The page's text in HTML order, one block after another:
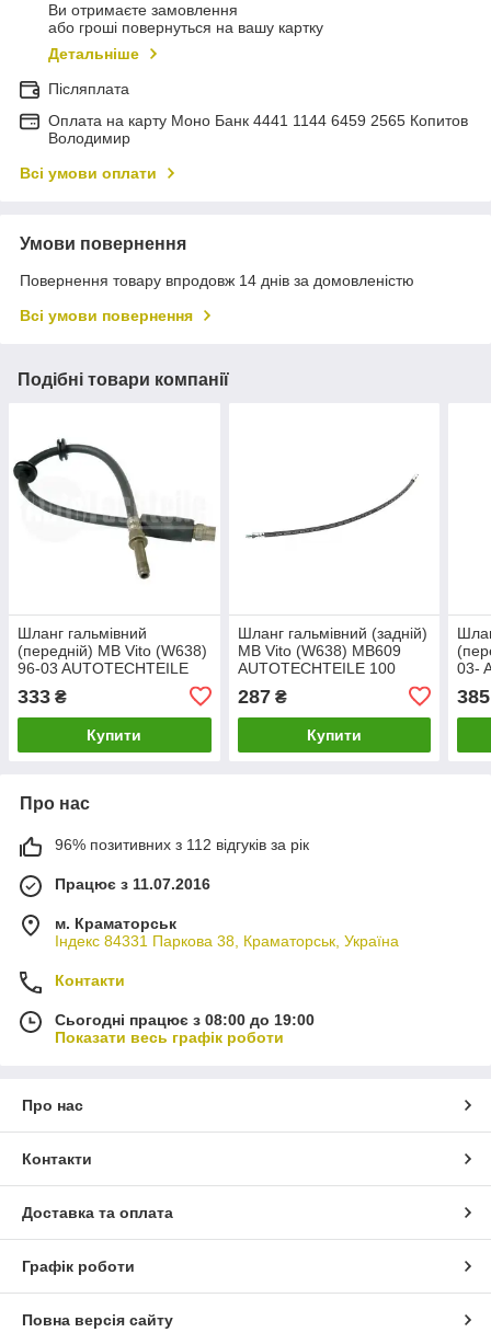
Ви отримаєте замовлення
або гроші повернуться на вашу картку
Детальніше
Післяплата
Оплата на карту Моно Банк 4441 1144 6459 2565 Копитов
Володимир
Всі умови оплати
Умови повернення
Повернення товару впродовж 14 днів за домовленістю
Всі умови повернення
Подібні товари компанії
Шланг гальмівний
(передній) MB Vito (W638)
96-03 AUTOTECHTEILE
333 ₴
Купити
Шланг гальмівний (задній)
MB Vito (W638) MB609
AUTOTECHTEILE 100
287₴
Купити
03-
385
Про нас
96% позитивних з 112 відгуків за рік
Працює з 11.07.2016
м. Краматорськ
Індекс 84331 Паркова 38, Краматорськ, Україна
Контакти
Сьогодні працює з 08:00 до 19:00
Показати весь графік роботи
Про нас
Контакти
Доставка та оплата
Графік роботи
Повна версія сайту